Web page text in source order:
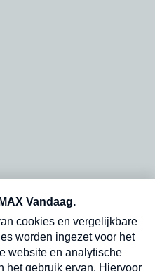
dinsdagochtend in
Verzend